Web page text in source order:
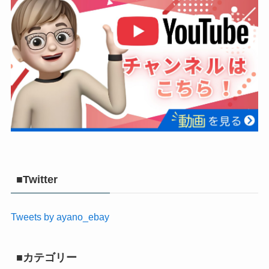
■Twitter
Tweets by ayano_ebay
■カテゴリー